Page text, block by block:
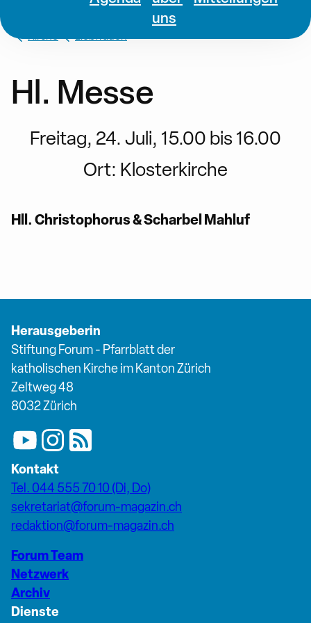
uns
Kirche Liebfrauen
Hl. Messe
Freitag, 24. Juli, 15.00 bis 16.00
Ort: Klosterkirche
Hll. Christophorus & Scharbel Mahluf
Herausgeberin
Stiftung Forum - Pfarrblatt der
katholischen Kirche im Kanton Zürich
Zeltweg 48
8032 Zürich
Kontakt
Tel. 044 555 70 10 (Di, Do)
sekretariat@forum-magazin.ch
redaktion@forum-magazin.ch
Forum Team
Netzwerk
Archiv
Dienste